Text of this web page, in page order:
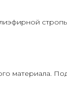
материала.